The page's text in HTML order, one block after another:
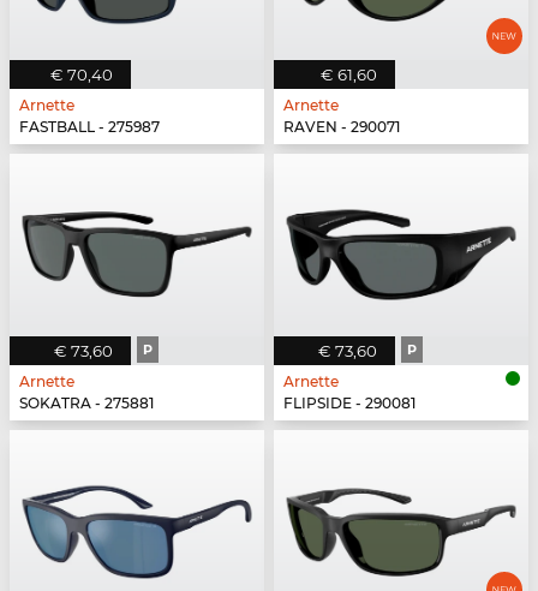
€ 70,40
Arnette
FASTBALL - 275987
€ 61,60
Arnette
RAVEN - 290071
€ 73,60 P
Arnette
SOKATRA - 275881
€ 73,60 P
Arnette
FLIPSIDE - 290081